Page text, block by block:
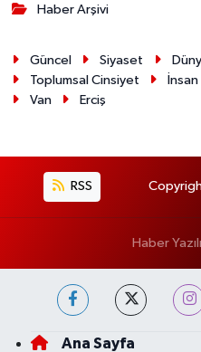
Haber Arşivi
Güncel Siyaset
Toplumsal Cinsiyet
İnsan
Van
Erciş
RSS
Haber
Ana Sayfa